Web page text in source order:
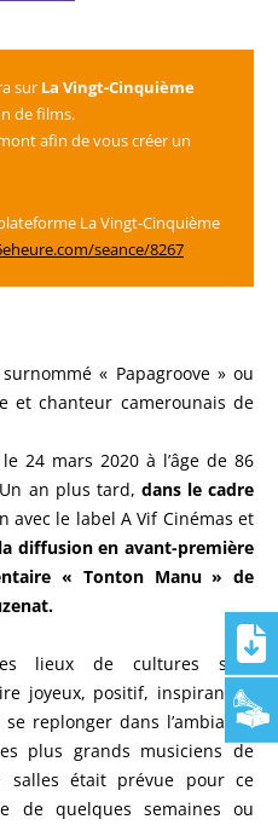
sur La Vingt-Cinquième
de films.
afin de vous créer un
La Vingt-Cinquième
seance/8267
surnommé « Papagroove » ou
et chanteur camerounais de
24 mars 2020 à l’âge de 86
an plus tard, dans le cadre
avec le label A Vif Cinémas et
la diffusion en avant-première
« Tonton Manu » de
lieux de cultures sont
joyeux, positif, inspirant et
replonger dans l’ambiance
plus grands musiciens de
salles était prévue pour ce
de quelques semaines ou